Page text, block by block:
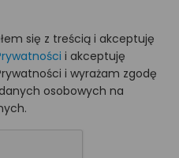
się z treścią i akceptuję
i akceptuję
i wyrażam zgodę
osobowych na